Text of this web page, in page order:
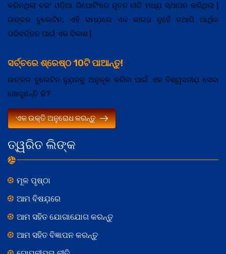
ତ୍ୱରିତ ଲିଙ୍କ
ମୂଳ ପୃଷ୍ଠା
ଆମ ବିଷଯ଼ରେ
ଆମ ସହିତ ଯୋଗାଯୋଗ କରନ୍ତୁ
ଆମ ସହିତ ବିଜ୍ଞାପନ କରନ୍ତୁ
କରିନଥିଲା ବରଂ ଓଡ଼ିଆ ରିପୋର୍ଟିଂରେ ନୂତନ ନୀତି ମଧ୍ଯ଼ ସ୍ଥାପନ କରିଥିଲା |
ଉତ୍କଳ ବୁଲେଟିନ, ଏହି ସମଯ଼ରେ ଏକ କାଗଜ ନୁହେଁ ତଥାପି ଆର୍ଥିକ
ପରିବର୍ତ୍ତନ ପାଇଁ ଏକ ବିକାଶ |
ସର୍ଚ୍ଚରେ ଶ୍ରେଷ୍ଠ 10ଟି ପାଆନ୍ତୁ!
ଉତ୍କଳ ବୁଲେଟିନ ନ୍ଯ଼ୁଜକୁ ଅନୁକୂଳ କରିବା ପାଇଁ ଏକ ବିଶ୍ୱସନୀଯ଼ ସେବା
ଖୋଜୁଛନ୍ତି କି?
ଏକ ଉକ୍ତି ଅନୁରୋଧ କରନ୍ତୁ